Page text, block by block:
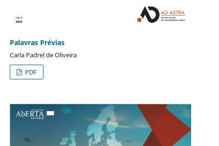
Palavras Prévias
Carla Padrel de Oliveira
PDF